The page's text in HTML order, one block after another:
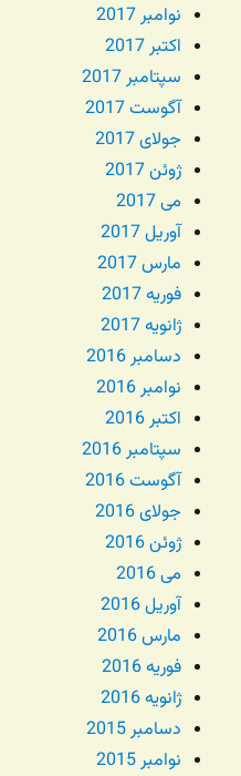
نوامبر 2017
اکتبر 2017
سپتامبر 2017
آگوست 2017
جولای 2017
ژوئن 2017
می 2017
آوریل 2017
مارس 2017
فوریه 2017
ژانویه 2017
دسامبر 2016
نوامبر 2016
اکتبر 2016
سپتامبر 2016
آگوست 2016
جولای 2016
ژوئن 2016
می 2016
آوریل 2016
مارس 2016
فوریه 2016
ژانویه 2016
دسامبر 2015
نوامبر 2015